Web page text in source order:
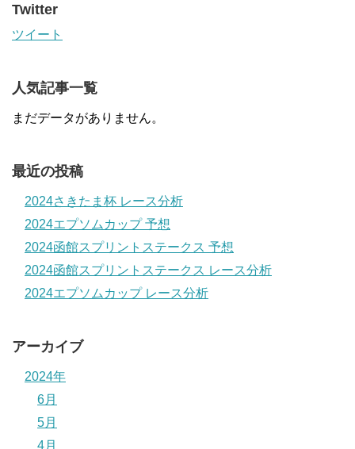
Twitter
ツイート
人気記事一覧
まだデータがありません。
最近の投稿
2024さきたま杯 レース分析
2024エプソムカップ 予想
2024函館スプリントステークス 予想
2024函館スプリントステークス レース分析
2024エプソムカップ レース分析
アーカイブ
2024年
6月
5月
4月